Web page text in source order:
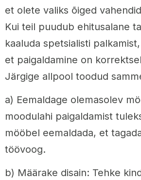
et olete valiks õiged
Kui teil puudub ehitusalane
kaaluda spetsialisti
et paigaldamine on
Järgige allpool toodud
a) Eemaldage olemasolev
moodulahi paigaldamist
mööbel eemaldada, et
töövoog.
b) Määrake disain: Tehke